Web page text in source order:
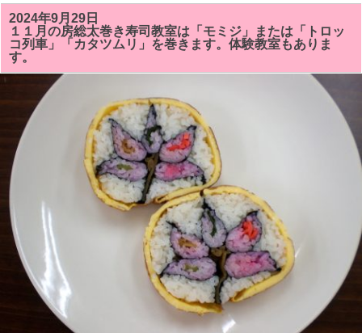
ま
し
た！！
は
月
の
房
総
太
巻
き
教
定
で
す。
体
教
室
も
あ
り
す。
2024年9月29日
１１月の房総太巻き寿司教室は「モミジ」または「トロッ
コ列車」「カタツムリ」を巻きます。体験教室もありま
す。